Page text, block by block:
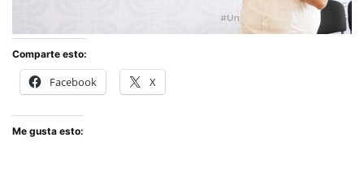
Comparte esto:
Facebook X
Me gusta esto: